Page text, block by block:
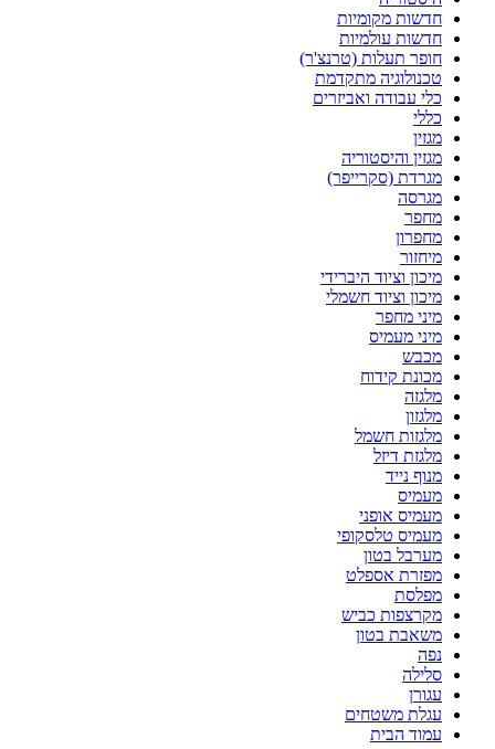
חדשות מקומיות
חדשות עולמיות
חופר תעלות (טרנצ'ר)
טכנולוגיה מתקדמת
כלי עבודה ואביזרים
כללי
מגזין
מגזין והיסטוריה
מגרדת (סקרייפר)
מגרסה
מחפר
מחפרון
מיחזור
מיכון וציוד היברידי
מיכון וציוד חשמלי
מיני מחפר
מיני מעמיס
מכבש
מכונת קידוח
מלגזה
מלגזון
מלגזות חשמל
מלגזת דיזל
מנוף נייד
מעמיס
מעמיס אופני
מעמיס טלסקופי
מערבל בטון
מפזרת אספלט
מפלסת
מקרצפות כביש
משאבת בטון
נפה
סלילה
עגורן
עגלת משטחים
עמוד הבית